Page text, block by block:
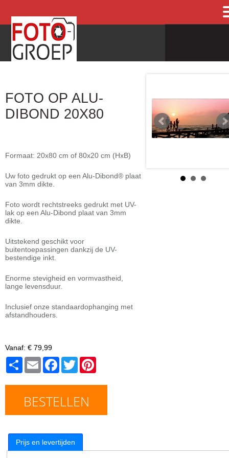
FOTO OP ALU-
DIBOND 20X80
Formaat: 20x80 cm of 80x20 cm (HxB)
Uw foto gedrukt op een Alu-Dibond® plaat
van 3mm dikte.
Foto wordt rechtstreeks gedrukt met UV-
lak op een Alu-Dibond plaat van 3mm
dikte.
Uitstekend geschikt voor
buitentoepassingen dankzij de UV-
bestendige inkt.
Enorme stevigheid en vormvastheid,
lange levensduur.
Inclusief onze standaardophanging met
afstandhouders.
Vanaf: € 79,99
Share Email Facebook
Twitter
BESTELLEN
Prijs en levertijden